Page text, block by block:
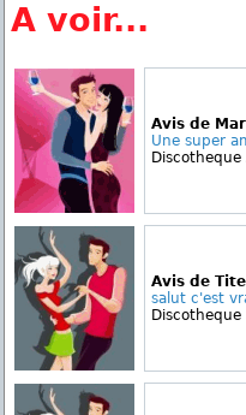
A voir...
Avis de
Une super
Discotheque
Avis de
salut c'est